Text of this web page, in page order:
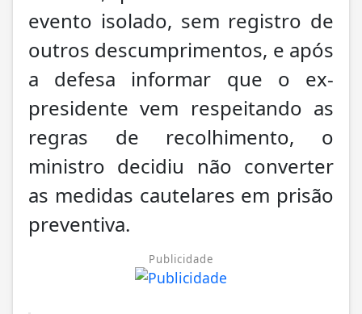
evento isolado, sem registro de
outros descumprimentos, e após
a defesa informar que o ex-
presidente vem respeitando as
regras de recolhimento, o
ministro decidiu não converter
as medidas cautelares em prisão
preventiva.
Publicidade